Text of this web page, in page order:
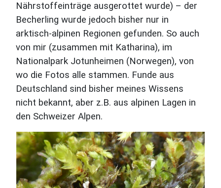
Nährstoffeinträge ausgerottet wurde) – der
Becherling wurde jedoch bisher nur in
arktisch-alpinen Regionen gefunden. So auch
von mir (zusammen mit Katharina), im
Nationalpark Jotunheimen (Norwegen), von
wo die Fotos alle stammen. Funde aus
Deutschland sind bisher meines Wissens
nicht bekannt, aber z.B. aus alpinen Lagen in
den Schweizer Alpen.